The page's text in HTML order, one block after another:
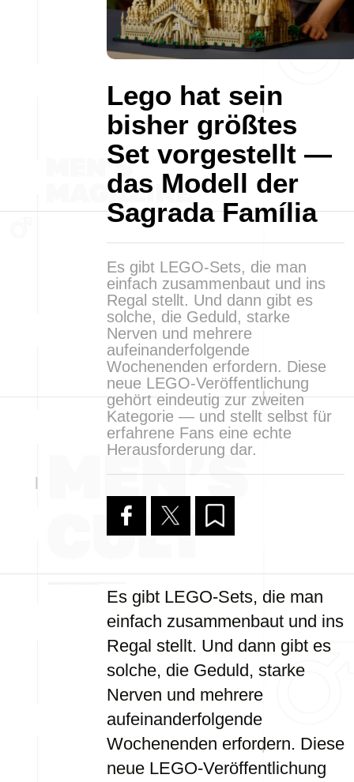
Lego hat sein
bisher größtes
Set vorgestellt —
das Modell der
Sagrada Família
Es gibt LEGO-Sets, die man
einfach zusammenbaut und ins
Regal stellt. Und dann gibt es
solche, die Geduld, starke
Nerven und mehrere
aufeinanderfolgende
Wochenenden erfordern. Diese
neue LEGO-Veröffentlichung
gehört eindeutig zur zweiten
Kategorie — und stellt selbst für
erfahrene Fans eine echte
Herausforderung dar.
Es gibt LEGO-Sets, die man
einfach zusammenbaut und ins
Regal stellt. Und dann gibt es
solche, die Geduld, starke
Nerven und mehrere
aufeinanderfolgende
Wochenenden erfordern. Diese
neue LEGO-Veröffentlichung